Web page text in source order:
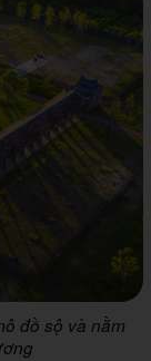
đồ sộ và nằm